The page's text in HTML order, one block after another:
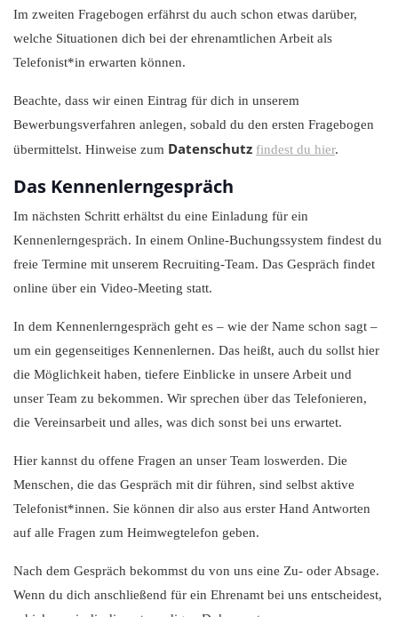
Im zweiten Fragebogen erfährst du auch schon etwas darüber,
welche Situationen dich bei der ehrenamtlichen Arbeit als
Telefonist*in erwarten können.
Beachte, dass wir einen Eintrag für dich in unserem
Bewerbungsverfahren anlegen, sobald du den ersten Fragebogen
übermittelst. Hinweise zum Datenschutz findest du hier.
Das Kennenlerngespräch
Im nächsten Schritt erhältst du eine Einladung für ein
Kennenlerngespräch. In einem Online-Buchungssystem findest du
freie Termine mit unserem Recruiting-Team. Das Gespräch findet
online über ein Video-Meeting statt.
In dem Kennenlerngespräch geht es – wie der Name schon sagt –
um ein gegenseitiges Kennenlernen. Das heißt, auch du sollst hier
die Möglichkeit haben, tiefere Einblicke in unsere Arbeit und
unser Team zu bekommen. Wir sprechen über das Telefonieren,
die Vereinsarbeit und alles, was dich sonst bei uns erwartet.
Hier kannst du offene Fragen an unser Team loswerden. Die
Menschen, die das Gespräch mit dir führen, sind selbst aktive
Telefonist*innen. Sie können dir also aus erster Hand Antworten
auf alle Fragen zum Heimwegtelefon geben.
Nach dem Gespräch bekommst du von uns eine Zu- oder Absage.
Wenn du dich anschließend für ein Ehrenamt bei uns entscheidest,